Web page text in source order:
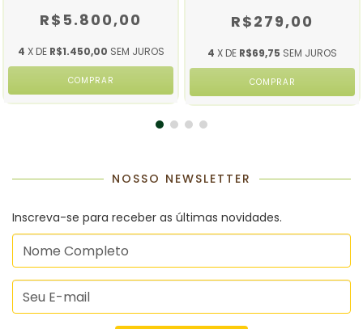
R$5.800,00
4 X DE R$1.450,00 SEM JUROS
R$279,00
4 X DE R$69,75 SEM JUROS
NOSSO NEWSLETTER
Inscreva-se para receber as últimas novidades.